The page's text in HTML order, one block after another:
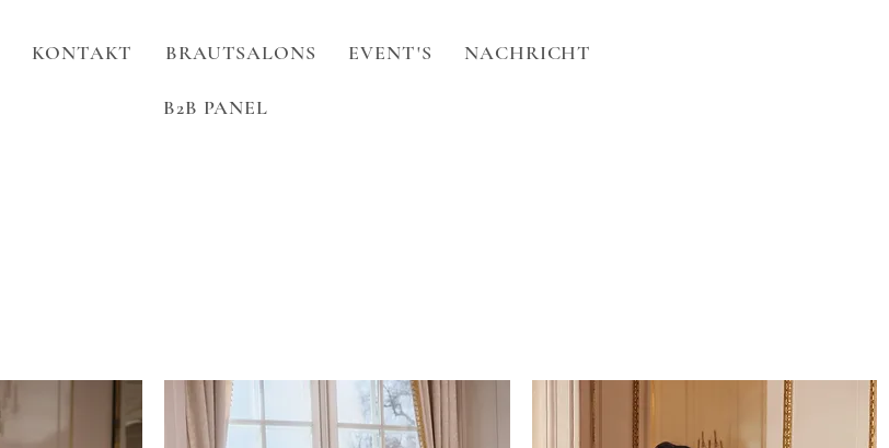
KONTAKT BRAUTSALONS EVENT'S NACHRICHT
B2B PANEL